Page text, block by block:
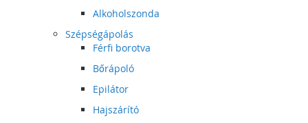
Alkoholszonda
Szépségápolás
Férfi borotva
Bőrápoló
Epilátor
Hajszárító